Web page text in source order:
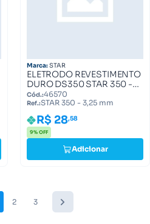
Marca:STAR
ELETRODO REVESTIMENTO
DURO DS350 STAR 350 -
3,25 mm
Cód.:46570
Ref.:STAR 350 - 3,25 mm
R$ 28,58
9% OFF
Adicionar
2 3